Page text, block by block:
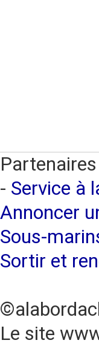
- Service à
Annoncer
Sous-
Sortir et
Le site